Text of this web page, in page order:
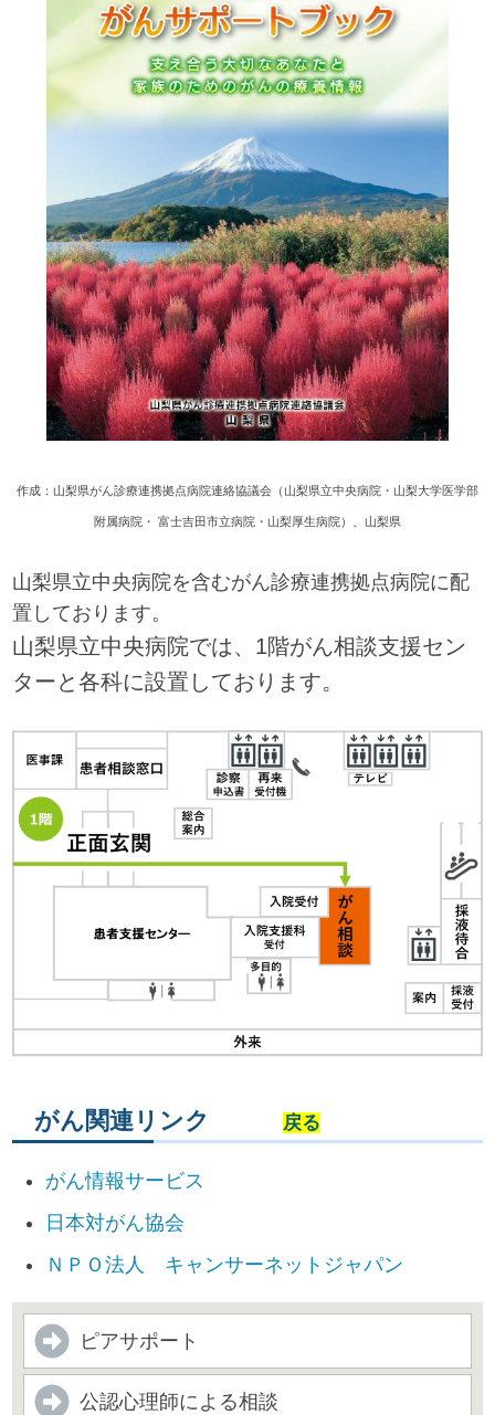
作成：山梨県がん診療連携拠点病院連絡協議会（山梨県立中央病院・山梨大学医学部
附属病院・ 富士吉田市立病院・山梨厚生病院）、山梨県
山梨県立中央病院を含むがん診療連携拠点病院に配
置しております。
山梨県立中央病院では、1階がん相談支援セン
ターと各科に設置しております。
がん関連リンク戻る
がん情報サービス
日本対がん協会
ＮＰＯ法人 キャンサーネットジャパン
ピアサポート
公認心理師による相談